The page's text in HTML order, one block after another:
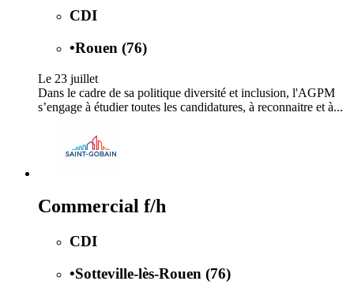
CDI
•Rouen (76)
Le 23 juillet
Dans le cadre de sa politique diversité et inclusion, l'AGPM
s’engage à étudier toutes les candidatures, à reconnaitre et à...
Commercial f/h
CDI
•Sotteville-lès-Rouen (76)